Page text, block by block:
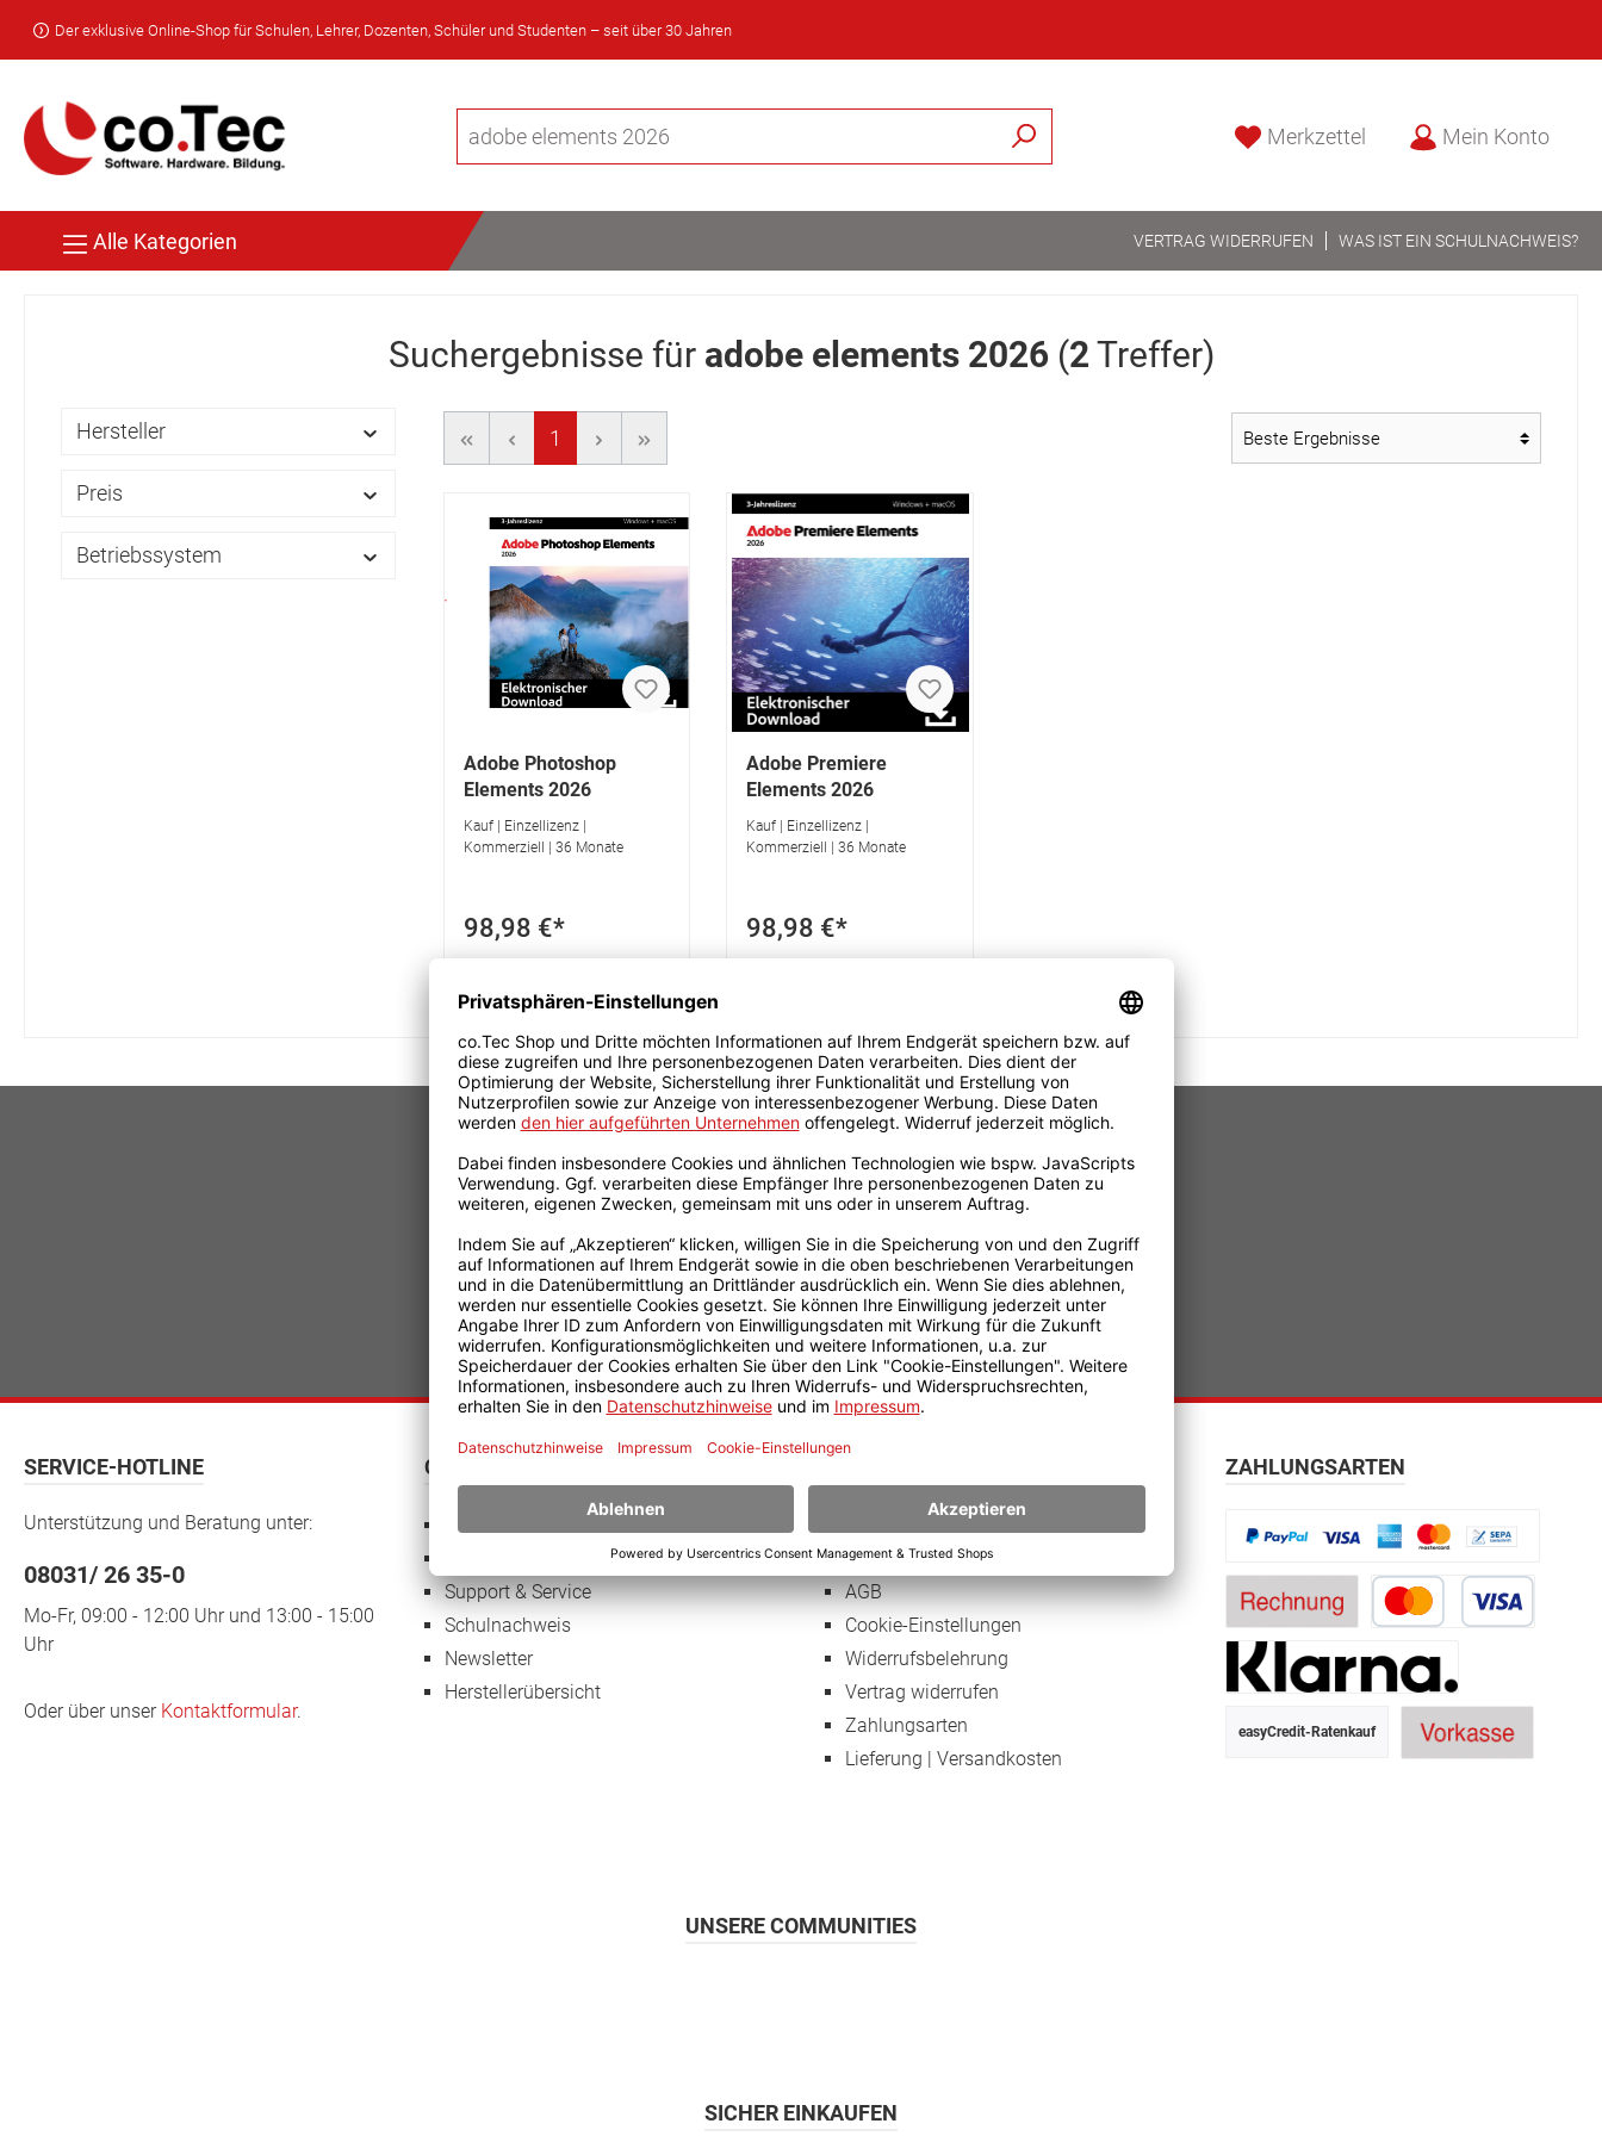
Der exklusive Online-Shop für Schulen, Lehrer, Dozenten, Schüler und Studenten – seit über 30 Jahren
Merkzettel Mein Konto
Alle Kategorien VERTRAG WIDERRUFEN WAS IST EIN SCHULNACHWEIS?
Suchergebnisse für adobe elements 2026(2 Treffer)
Hersteller
Preis
Betriebssystem
1
Adobe Photoshop
Elements 2026
Kauf | Einzellizenz |
Kommerziell | 36 Monate
98,98 €*
Adobe Premiere
Elements 2026
Kauf | Einzellizenz |
Kommerziell | 36 Monate
98,98 €*
✓ Zertifizierter Onlineshop
✓ Günstige Bildungspreise
✓ Flexible Zahlungsmöglichkeiten
✓ Schnelle Abwicklung von Garantieansprüchen
✓ Mit Käuferschutz
SERVICE-HOTLINE
Unterstützung und Beratung unter:
08031/ 26 35-0
Mo-Fr, 09:00 - 12:00 Uhr und 13:00 - 15:00
Uhr
Oder über unser Kontaktformular.
CO.TEC
Kontakt
Support & Service
Schulnachweis
Newsletter
Herstellerübersicht
Datenschutz
AGB
Cookie-Einstellungen
Widerrufsbelehrung
Vertrag widerrufen
Zahlungsarten
Lieferung | Versandkosten
ZAHLUNGSARTEN
easyCredit-Ratenkauf
SICHER EINKAUFEN
UNSERE COMMUNITIES